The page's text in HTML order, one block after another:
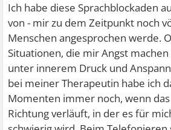
Ich habe diese Sprachblockaden
von - mir zu dem Zeitpunkt noch
Menschen angesprochen werde.
Situationen, die mir Angst
unter innerem Druck und
bei meiner Therapeutin habe ich
Momenten immer noch, wenn
Richtung verläuft, in der es für